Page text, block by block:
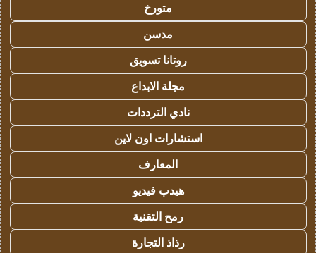
متورخ
مدسن
روتانا تسويق
مجلة الابداع
نادي الترددات
استشارات اون لاين
المعارف
هيدب فيديو
رمح التقنية
رذاذ التجارة